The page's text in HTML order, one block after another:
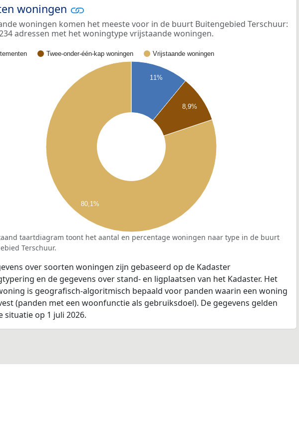
woningen
woningen komen het meeste voor in de buurt Buitengebied Terschuur:
adressen met het woningtype vrijstaande woningen.
Twee-onder-één-kap woningen Vrijstaande woningen
11%
8,9%
80,1%
taartdiagram toont het aantal en percentage woningen naar type in de buurt
Terschuur.
over soorten woningen zijn gebaseerd op de Kadaster
en de gegevens over stand- en ligplaatsen van het Kadaster. Het
is geografisch-algoritmisch bepaald voor panden waarin een woning
(panden met een woonfunctie als gebruiksdoel). De gegevens gelden
situatie op 1 juli 2026.